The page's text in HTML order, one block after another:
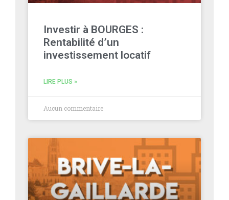
Investir à BOURGES :
Rentabilité d’un
investissement locatif
LIRE PLUS »
Aucun commentaire